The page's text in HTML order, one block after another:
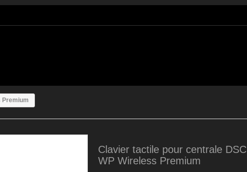
Premium
Clavier tactile pour centrale DSC
WP Wireless Premium